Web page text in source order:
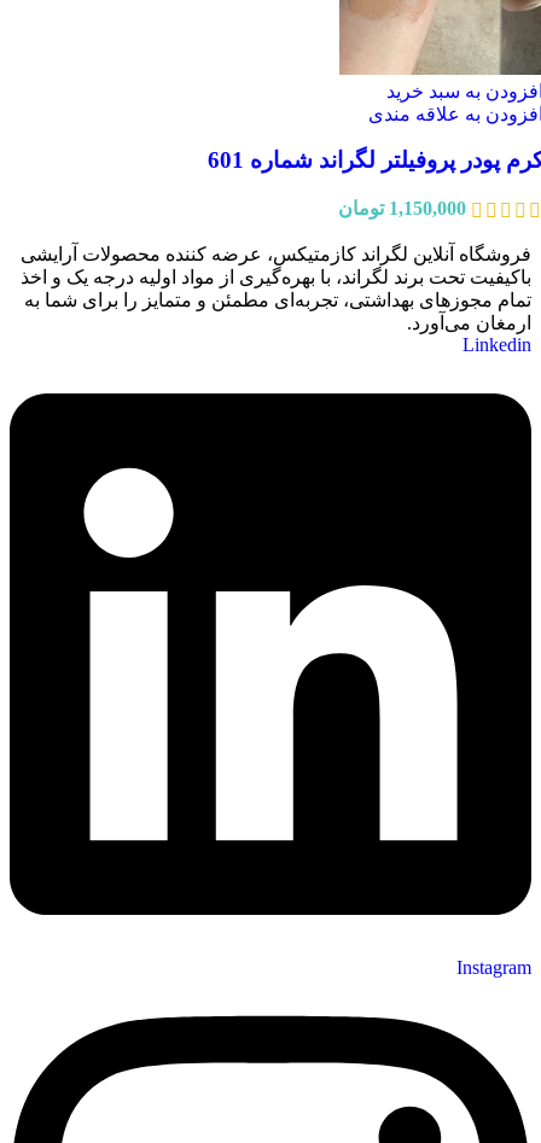
به سبد خرید
به علاقه مندی
پودر پروفیلتر لگراند شماره 601
1,150,000 تومان
فروشگاه آنلاین لگراند کازمتیکس، عرضه‌ کننده محصولات آرایشی
باکیفیت تحت برند لگراند، با بهره‌گیری از مواد اولیه درجه یک و اخذ
تمام مجوزهای بهداشتی، تجربه‌ای مطمئن و متمایز را برای شما به
ارمغان می‌آورد.
Linkedin
Instagram